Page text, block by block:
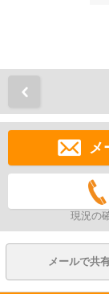
メ
現況の
メールで共